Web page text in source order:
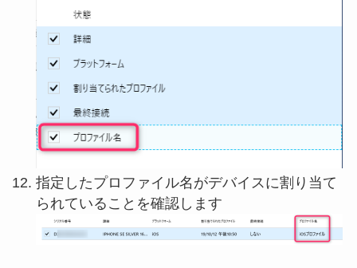
指定したプロファイル名がデバイスに割り当て
られていることを確認します